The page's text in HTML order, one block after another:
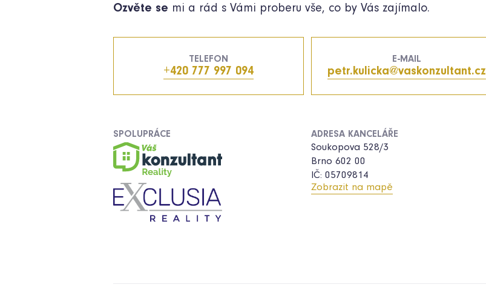
Ozvěte se mi a rád s Vámi proberu vše, co by Vás zajímalo.
TELEFON
+420 777 997 094
E-MAIL
petr.kulicka@vaskonzultant.cz
SPOLUPRÁCE ADRESA KANCELÁŘE
Soukopova 528/3
Brno 602 00
IČ: 05709814
Zobrazit na mapě